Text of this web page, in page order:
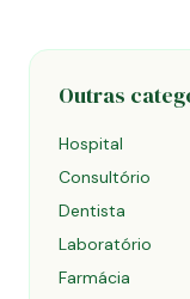
Outras
Hospital
Consultório
Dentista
Laboratório
Farmácia